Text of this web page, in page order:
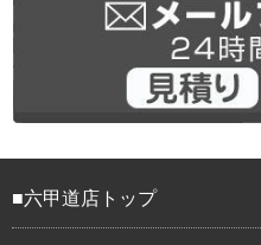
六甲道店トップ